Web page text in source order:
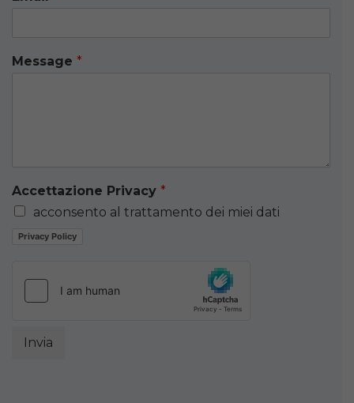
Message *
Accettazione Privacy *
acconsento al trattamento dei miei dati
Privacy Policy
Invia